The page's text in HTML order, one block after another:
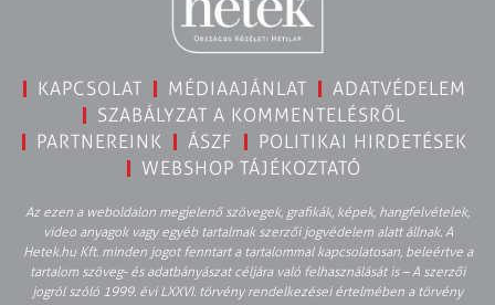
KAPCSOLAT MÉDIAAJÁNLAT
ADATVÉDELEM
SZABÁLYZAT A KOMMENTELÉSRŐL
PARTNEREINK
ÁSZF
POLITIKAI HIRDETÉSEK
WEBSHOP TÁJÉKOZTATÓ
Az ezen a weboldalon megjelenő szövegek, grafikák, képek, hangfelvételek,
video anyagok vagy egyéb tartalmak szerzői jogvédelem alatt állnak. A
Hetek.hu Kft. minden jogot fenntart a tartalommal kapcsolatosan, beleértve a
tartalom szöveg- és adatbányászat céljára való felhasználását is – A szerzői
jogról szóló 1999. évi LXXVI. törvény rendelkezései értelmében a törvény